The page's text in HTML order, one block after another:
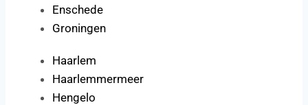
Enschede
Groningen
Haarlem
Haarlemmermeer
Hengelo